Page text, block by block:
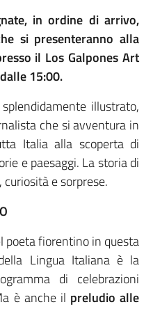
in ordine di arrivo,
si presenteranno alla
il Los Galpones Art
15:00.
illustrato,
che si avventura in
Italia alla scoperta di
e paesaggi. La storia di
e sorprese.
poeta fiorentino in questa
Lingua Italiana è la
di celebrazioni
è anche il preludio alle